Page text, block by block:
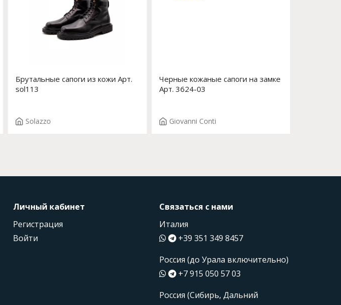
Брутальные сапоги из кожи Арт.
sol113
Solazzo
Черные кожаные сапоги на замке
Арт. 3624-03
Giovanni Conti
Личный кабинет
Регистрация
Войти
Связаться с нами
Италия
+39 351 349 8457
Россия (до Урала включительно)
+7 915 050 57 03
Россия (Сибирь, Дальний